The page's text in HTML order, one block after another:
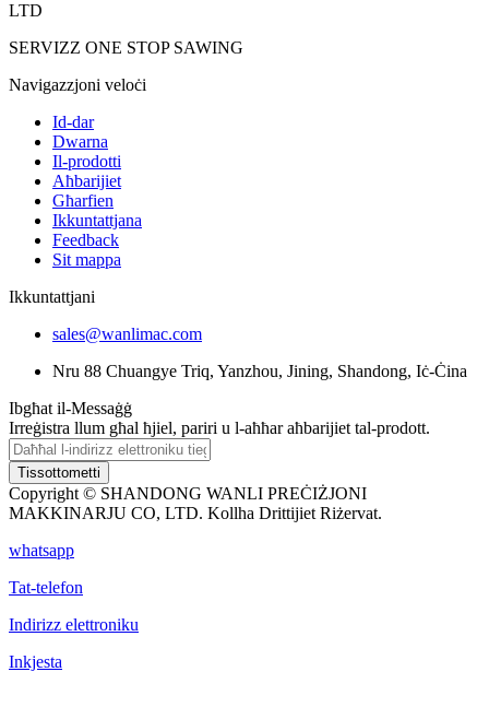
SERVIZZ ONE STOP SAWING
Navigazzjoni veloċi
Id-dar
Dwarna
Il-prodotti
Aħbarijiet
Għarfien
Ikkuntattjana
Feedback
Sit mappa
Ikkuntattjani
sales@wanlimac.com
Nru 88 Chuangye Triq, Yanzhou, Jining, Shandong, Iċ-Ċina
Ibgħat il-Messaġġ
Irreġistra llum għal ħjiel, pariri u l-aħħar aħbarijiet tal-prodott.
Tissottometti
Copyright © SHANDONG WANLI PREĊIŻJONI
MAKKINARJU CO, LTD. Kollha Drittijiet Riżervat.
whatsapp
Tat-telefon
Indirizz elettroniku
Inkjesta